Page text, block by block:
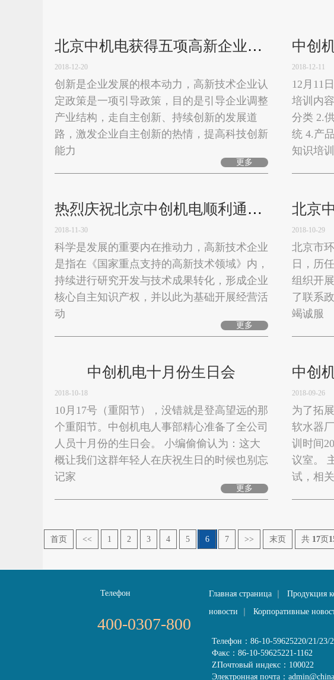
北京中机电获得五项高新企业实用新型专利证书
2018-12-20
创新是企业发展的根本动力，高新技术企业认
定政策是一项引导政策，目的是引导企业调整
产业结构，走自主创新、持续创新的发展道
路，激发企业自主创新的热情，提高科技创新
能力
更多
2018-12-11
12月11
培训内
分类 2.
统 4.产
知识培
热烈庆祝北京中创机电顺利通过第四批高新技术企业认定
2018-11-30
科学是发展的重要内在推动力，高新技术企业
是指在《国家重点支持的高新技术领域》内，
持续进行研究开发与技术成果转化，形成企业
核心自主知识产权，并以此为基础开展经营活
动
更多
2018-10-29
北京市
日，历
组织开
了联系
竭诚服
中创机电十月份生日会
2018-10-18
10月17号（重阳节），没错就是登高望远的那
个重阳节。中创机电人事部精心准备了全公司
人员十月份的生日会。 小编偷偷认为：这大
概让我们这群年轻人在庆祝生日的时候也别忘
记家
更多
2018-09-26
为了拓
软水器
训时间
议室。
试，相
首页 << 1 2 3 4 5 6 7 >> 末页 共 17页
Телефон
400-0307-800
Главная страница ｜Продукция
новости ｜Корпоративные
Телефон：86-10-59625220/21/23/
Факс：86-10-59625221-1162
ZПочтовый индекс：100022
Электронная почта：